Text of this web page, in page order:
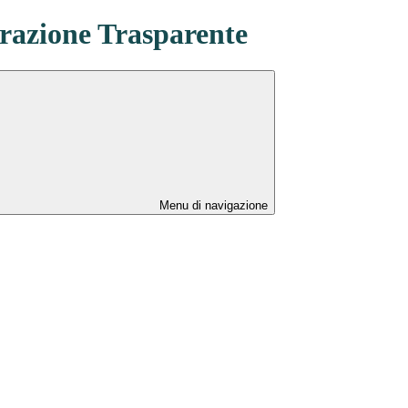
Trasparente
Menu di navigazione